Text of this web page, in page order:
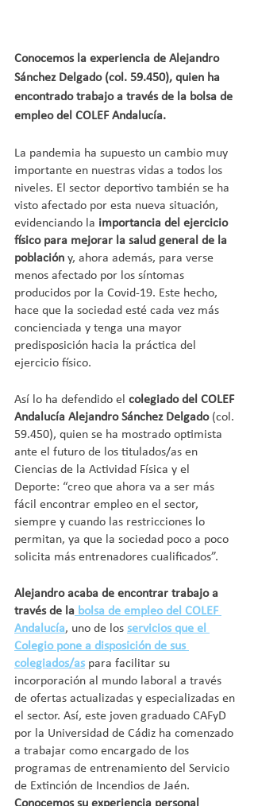
Conocemos la experiencia de Alejandro
Sánchez Delgado (col. 59.450), quien ha
encontrado trabajo a través de la bolsa de
empleo del COLEF Andalucía.
La pandemia ha supuesto un cambio muy
importante en nuestras vidas a todos los
niveles. El sector deportivo también se ha
visto afectado por esta nueva situación,
evidenciando la importancia del ejercicio
físico para mejorar la salud general de la
población y, ahora además, para verse
menos afectado por los síntomas
producidos por la Covid-19. Este hecho,
hace que la sociedad esté cada vez más
concienciada y tenga una mayor
predisposición hacia la práctica del
ejercicio físico.
Así lo ha defendido el colegiado del COLEF
Andalucía Alejandro Sánchez Delgado (col.
59.450), quien se ha mostrado optimista
ante el futuro de los titulados/as en
Ciencias de la Actividad Física y el
Deporte: “creo que ahora va a ser más
fácil encontrar empleo en el sector,
siempre y cuando las restricciones lo
permitan, ya que la sociedad poco a poco
solicita más entrenadores cualificados”.
Alejandro acaba de encontrar trabajo a
través de la bolsa de empleo del COLEF
Andalucía, uno de los servicios que el
Colegio pone a disposición de sus
colegiados/as para facilitar su
incorporación al mundo laboral a través
de ofertas actualizadas y especializadas en
el sector. Así, este joven graduado CAFyD
por la Universidad de Cádiz ha comenzado
a trabajar como encargado de los
programas de entrenamiento del Servicio
de Extinción de Incendios de Jaén.